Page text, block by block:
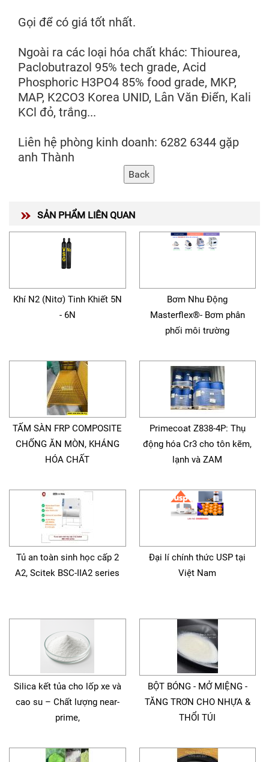
Gọi để có giá tốt nhất.
Ngoài ra các loại hóa chất khác: Thiourea,
Paclobutrazol 95% tech grade, Acid
Phosphoric H3PO4 85% food grade, MKP,
MAP, K2CO3 Korea UNID, Lân Văn Điển, Kali
KCl đỏ, trắng...
Liên hệ phòng kinh doanh: 6282 6344 gặp
anh Thành
SẢN PHẨM LIÊN QUAN
Khí N2 (Nitơ) Tinh Khiết 5N
- 6N
Bơm Nhu Động
Masterflex®- Bơm phân
phối môi trường
TẤM SÀN FRP COMPOSITE
CHỐNG ĂN MÒN, KHÁNG
HÓA CHẤT
Primecoat Z838-4P: Thụ
động hóa Cr3 cho tôn kẽm,
lạnh và ZAM
Tủ an toàn sinh học cấp 2
A2, Scitek BSC-IIA2 series
Đại lí chính thức USP tại
Việt Nam
Silica kết tủa cho lốp xe và
cao su – Chất lượng near-
prime,
BỘT BÓNG - MỞ MIỆNG -
TĂNG TRƠN CHO NHỰA &
THỔI TÚI